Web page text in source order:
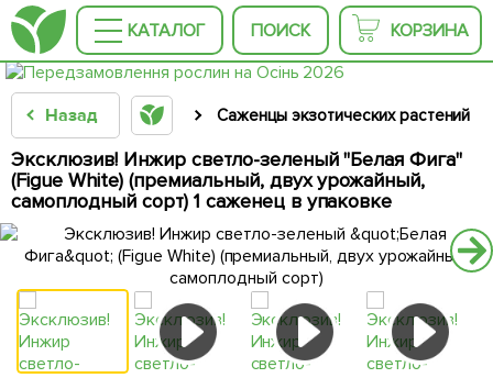
КАТАЛОГ ПОИСК КОРЗИНА
Назад Саженцы экзотических растений
Эксклюзив! Инжир светло-зеленый "Белая Фига"
(Figue White) (премиальный, двух урожайный,
самоплодный сорт) 1 саженец в упаковке